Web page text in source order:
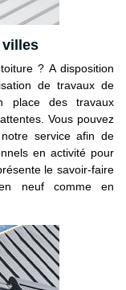
villes
? A disposition
de travaux de
place des travaux
Vous pouvez
service afin de
en activité pour
le savoir-faire
neuf comme en